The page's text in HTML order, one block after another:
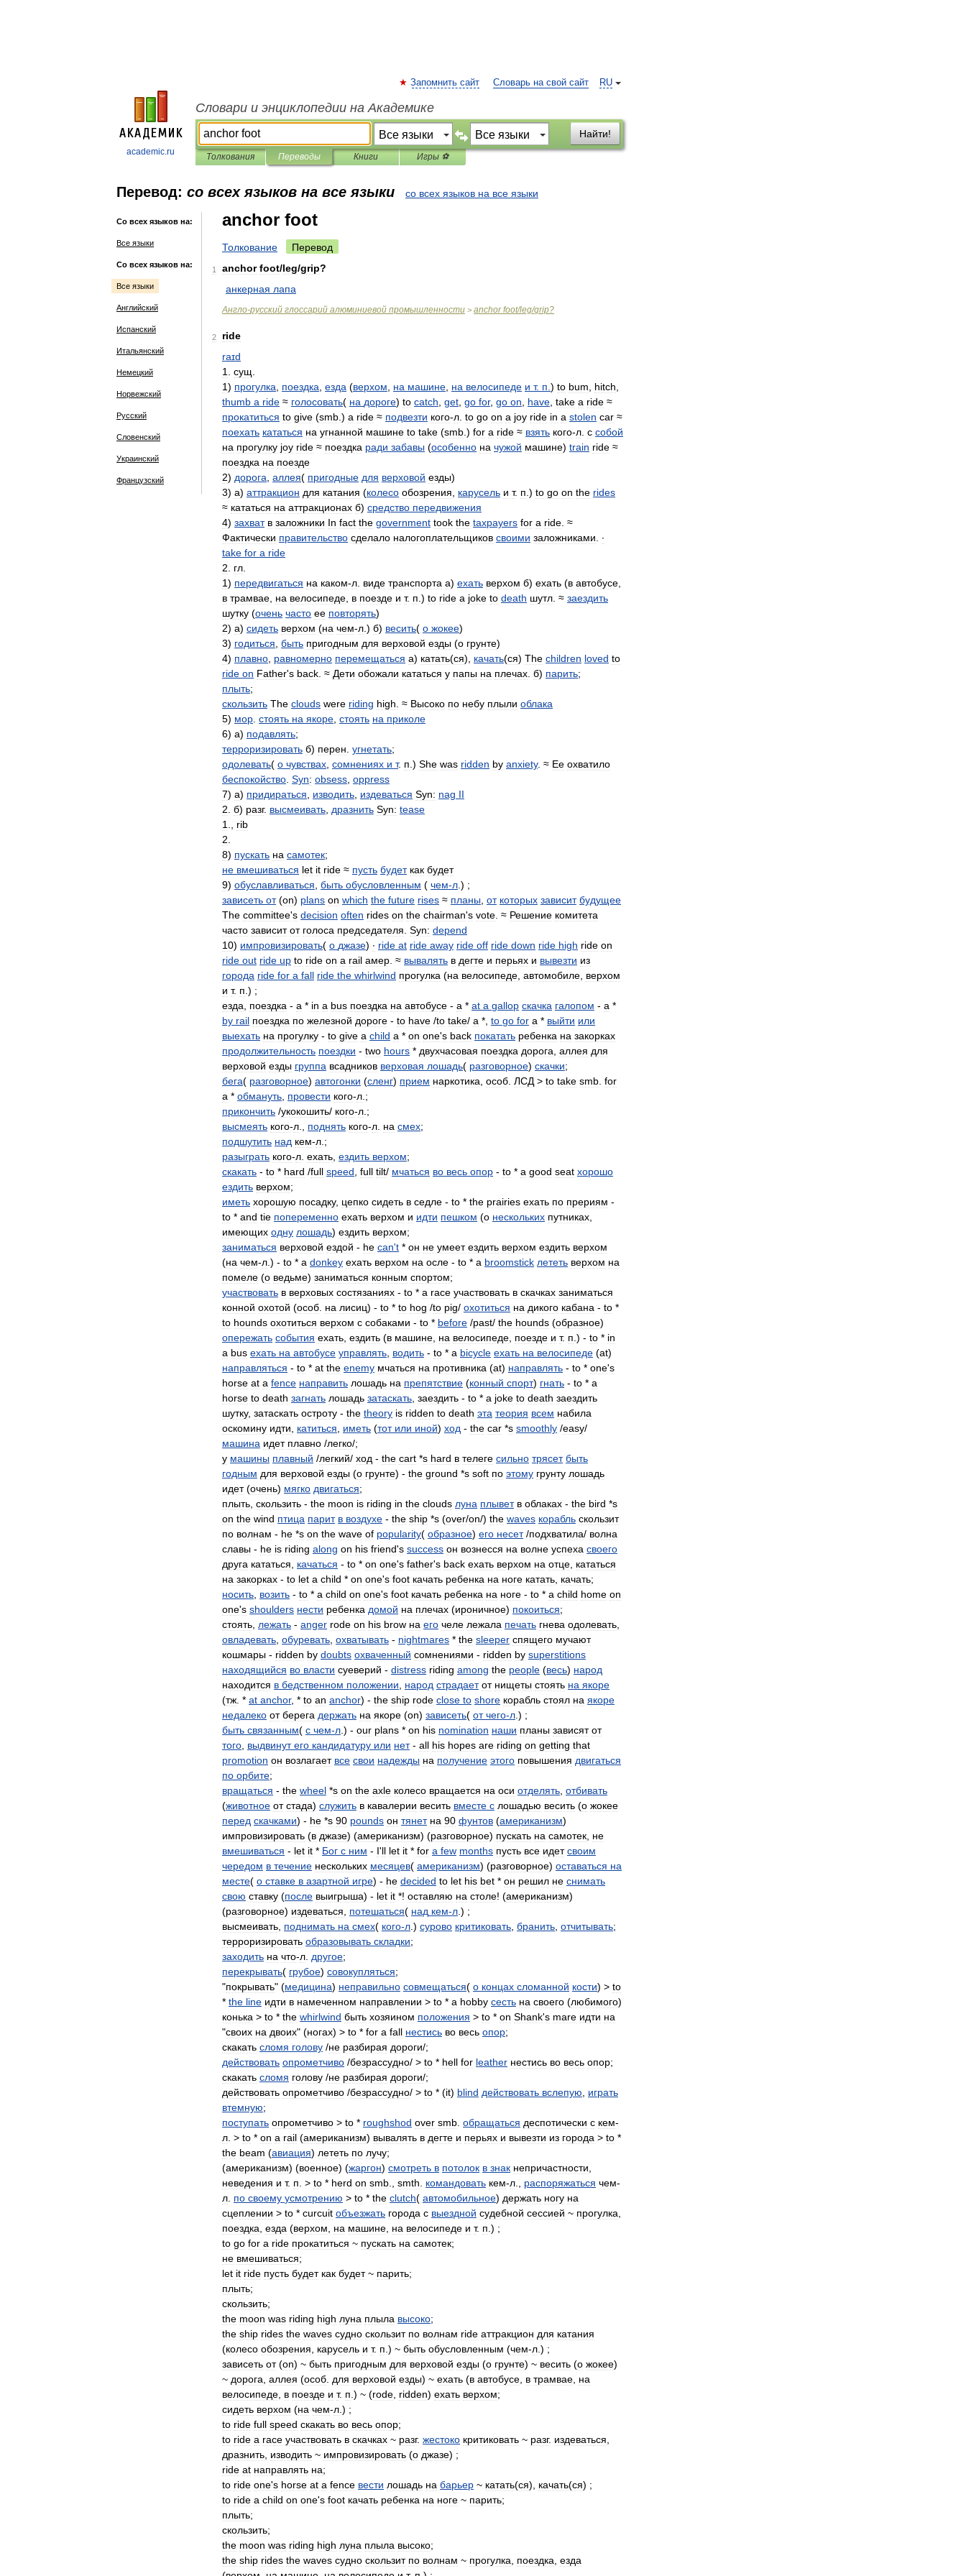
academic.ru
RU
Запомнить сайт Словарь на свой сайт
Словари и энциклопедии на Академике
Найти!
Толкования Переводы Книги Игры ⚽
Перевод: со всех языков на все языки со всех языков на все языки
Со всех языков на:
Все языки
Со всех языков на:
Все языки
Английский
Испанский
Итальянский
Немецкий
Норвежский
Русский
Словенский
Украинский
Французский
anchor foot
Толкование Перевод
1 anchor foot/leg/grip?
анкерная лапа
Англо-русский глоссарий алюминиевой промышленности > anchor foot/leg/grip?
2
ride
raɪd
1
сущ
1) прогулка поездка езда (верхом на машине на велосипеде и т. п ) to bum hitch
thumb a ride ≈ голосовать( на дороге) to catch get go for, go on have take a ride ≈
прокатиться to give (smb .) a ride ≈ подвезти кого-л to go on a joy ride in a stolen car ≈
поехать кататься на угнанной машине to take (smb .) for a ride ≈ взять кого-л с собой
на прогулку joy ride ≈ поездка ради забавы (особенно на чужой машине) train ride ≈
поездка на поезде
2) дорога аллея( пригодные для верховой езды)
3) а) аттракцион для катания (колесо обозрения карусель и т. п .) to go on the rides
≈ кататься на аттракционах б) средство передвижения
4) захват в заложники In fact the government took the taxpayers for a ride . ≈
Фактически правительство сделало налогоплательщиков своими заложниками
∙
take for a ride
2
гл
1) передвигаться на каком-л виде транспорта а) ехать верхом б) ехать (в автобусе
в трамвае на велосипеде в поезде и т. п .) to ride a joke to death шутл . ≈ заездить
шутку (очень часто ее повторять)
2) а) сидеть верхом (на чем-л .) б) весить( о жокее)
3) годиться быть пригодным для верховой езды (о грунте)
4) плавно равномерно перемещаться а) катать(ся), качать(ся) The children loved to
ride on Father's back . ≈ Дети обожали кататься у папы на плечах б) парить;
плыть;
скользить The clouds were riding high . ≈ Высоко по небу плыли облака
5) мор стоять на якоре стоять на приколе
6) а) подавлять;
терроризировать б) перен угнетать;
одолевать( о чувствах сомнениях и т. п .) She was ridden by anxiety. ≈ Ее охватило
беспокойство Syn: obsess oppress
7) а) придираться изводить издеваться Syn: nag II
2 б) разг. высмеивать дразнить Syn: tease
1
rib
2
8) пускать на самотек;
не вмешиваться let it ride ≈ пусть будет как будет
9) обуславливаться быть обусловленным ( чем-л .) ;
зависеть от(on) plans on which the future rises ≈ планы от которых зависит будущее
The committee's decision often rides on the chairman's vote . ≈ Решение комитета
часто зависит от голоса председателя Syn: depend
10) импровизировать( о джазе) ∙ ride at ride away ride off ride down ride high ride on
ride out ride up to ride on a rail амер . ≈ вывалять в дегте и перьях и вывезти из
города ride for a fall ride the whirlwind прогулка (на велосипеде автомобиле верхом
и т. п .) ;
езда
поездка - a * in a bus поездка на автобусе - a * at a gallop скачка галопом - a *
by rail поездка по железной дороге - to have /to take/ a *, to go for a * выйти или
выехать на прогулку - to give a child a * on one's back покатать ребенка на закорках
продолжительность поездки - two hours * двухчасовая поездка дорога аллея для
верховой езды группа всадников верховая лошадь( разговорное) скачки;
бега( разговорное) автогонки (сленг) прием наркотика особ ЛСД > to take smb for
a * обмануть провести кого-л .;
прикончить /укокошить/ кого-л .;
высмеять кого-л поднять кого-л на смех;
подшутить над кем-л .;
разыграть кого-л ехать ездить верхом;
скакать - to * hard /full speed full tilt/ мчаться во весь опор - to * a good seat хорошо
ездить верхом;
иметь хорошую посадку, цепко сидеть в седле - to * the prairies ехать по прериям -
to * and tie попеременно ехать верхом и идти пешком (о нескольких путниках
имеющих одну лошадь) ездить верхом;
заниматься верховой ездой - he can't * он не умеет ездить верхом ездить верхом
(на чем-л .) - to * a donkey ехать верхом на осле - to * a broomstick лететь верхом на
помеле (о ведьме) заниматься конным спортом;
участвовать в верховых состязаниях - to * a race участвовать в скачках заниматься
конной охотой (особ на лисиц) - to * to hog /to pig/ охотиться на дикого кабана - to *
to hounds охотиться верхом с собаками - to * before /past/ the hounds (образное)
опережать события ехать ездить (в машине на велосипеде поезде и т. п .) - to * in
a bus ехать на автобусе управлять водить - to * a bicycle ехать на велосипеде (at)
направляться - to * at the enemy мчаться на противника (at) направлять - to * one's
horse at a fence направить лошадь на препятствие (конный спорт) гнать - to * a
horse to death загнать лошадь затаскать заездить - to * a joke to death заездить
шутку, затаскать остроту - the theory is ridden to death эта теория всем набила
оскомину идти катиться иметь (тот или иной) ход - the car *s smoothly /easy/
машина идет плавно /легко/;
у машины плавный /легкий/ ход - the cart *s hard в телеге сильно трясет быть
годным для верховой езды (о грунте) - the ground *s soft по этому грунту лошадь
идет(очень) мягко двигаться;
плыть скользить - the moon is riding in the clouds луна плывет в облаках - the bird *s
on the wind птица парит в воздухе - the ship *s (over/on/) the waves корабль скользит
по волнам - he *s on the wave of popularity( образное) его несет/подхватила/ волна
славы - he is riding along on his friend's success он вознесся на волне успеха своего
друга кататься качаться - to * on one's father's back ехать верхом на отце кататься
на закорках - to let a child * on one's foot качать ребенка на ноге катать качать;
носить возить - to * a child on one's foot качать ребенка на ноге - to * a child home on
one's shoulders нести ребенка домой на плечах (ироничное) покоиться;
стоять лежать - anger rode on his brow на его челе лежала печать гнева одолевать
овладевать обуревать охватывать - nightmares * the sleeper спящего мучают
кошмары - ridden by doubts охваченный сомнениями - ridden by superstitions
находящийся во власти суеверий - distress riding among the people (весь) народ
находится в бедственном положении народ страдает от нищеты стоять на якоре
(тж . * at anchor, * to an anchor) - the ship rode close to shore корабль стоял на якоре
недалеко от берега держать на якоре (on) зависеть( от чего-л .) ;
быть связанным( с чем-л .) - our plans * on his nomination наши планы зависят от
того выдвинут его кандидатуру или нет- all his hopes are riding on getting that
promotion он возлагает все свои надежды на получение этого повышения двигаться
по орбите;
вращаться - the wheel *s on the axle колесо вращается на оси отделять отбивать
(животное от стада) служить в кавалерии весить вместе с лошадью весить (о жокее
перед скачками) - he *s 90 pounds он тянет на 90 фунтов (американизм)
импровизировать (в джазе) (американизм) (разговорное) пускать на самотек не
вмешиваться - let it * Бог с ним - I'll let it * for a few months пусть все идет своим
чередом в течение нескольких месяцев( американизм) (разговорное) оставаться на
месте( о ставке в азартной игре) - he decided to let his bet * он решил не снимать
свою ставку (после выигрыша) - let it *! оставляю на столе! (американизм)
(разговорное) издеваться потешаться( над кем-л .) ;
высмеивать поднимать на смех( кого-л .) сурово критиковать бранить отчитывать;
терроризировать образовывать складки;
заходить на что-л другое;
перекрывать( грубое) совокупляться;
"покрывать" (медицина) неправильно совмещаться( о концах сломанной кости) > to
* the line идти в намеченном направлении > to * a hobby сесть на своего (любимого)
конька > to * the whirlwind быть хозяином положения > to * on Shank's mare идти на
"своих на двоих" (ногах) > to * for a fall нестись во весь опор;
скакать сломя голову /не разбирая дороги/;
действовать опрометчиво /безрассудно/ > to * hell for leather нестись во весь опор;
скакать сломя голову /не разбирая дороги/;
действовать опрометчиво /безрассудно/ > to * (it) blind действовать вслепую
играть
втемную;
поступать опрометчиво > to * roughshod over smb обращаться деспотически с кем-
л . > to * on a rail (американизм) вывалять в дегте и перьях и вывезти из города > to *
the beam (авиация) лететь по лучу;
(американизм) (военное) (жаргон) смотреть в потолок в знак непричастности
неведения и т. п . > to * herd on smb smth командовать кем-л распоряжаться чем-
л по своему усмотрению > to * the clutch( автомобильное) держать ногу на
сцеплении > to * curcuit объезжать города с выездной судебной сессией ~ прогулка
поездка езда (верхом на машине на велосипеде и т. п .) ;
to go for a ride прокатиться ~ пускать на самотек;
не вмешиваться;
let it ride пусть будет как будет~ парить;
плыть;
скользить;
the moon was riding high луна плыла высоко;
the ship rides the waves судно скользит по волнам ride аттракцион для катания
(колесо обозрения карусель и т. п .) ~ быть обусловленным (чем-л .) ;
зависеть от(on) ~ быть пригодным для верховой езды (о грунте) ~ весить (о жокее)
~ дорога аллея (особ для верховой езды) ~ ехать (в автобусе в трамвае на
велосипеде в поезде и т. п .) ~ (rode ridden) ехать верхом;
сидеть верхом (на чем-л .) ;
to ride full speed скакать во весь опор;
to ride a race участвовать в скачках ~ разг. жестоко критиковать ~ разг. издеваться
дразнить изводить ~ импровизировать (о джазе) ;
ride at направлять на;
to ride one's horse at a fence вести лошадь на барьер ~ катать(ся), качать(ся) ;
to ride a child on one's foot качать ребенка на ноге ~ парить;
плыть;
скользить;
the moon was riding high луна плыла высоко;
the ship rides the waves судно скользит по волнам ~ прогулка поездка езда